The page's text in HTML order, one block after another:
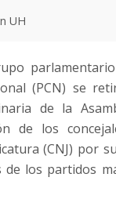
UH
(PCN) se
de la
de los
(CNJ) por
de los partidos